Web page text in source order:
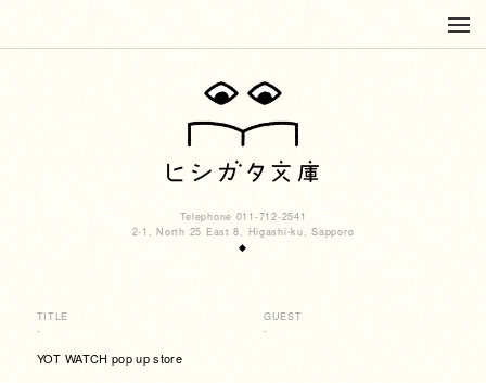
Telephone 011-712-2541
2-1, North 25 East 8, Higashi-ku, Sapporo
◆
TITLE
-
YOT WATCH pop up store
GUEST
-